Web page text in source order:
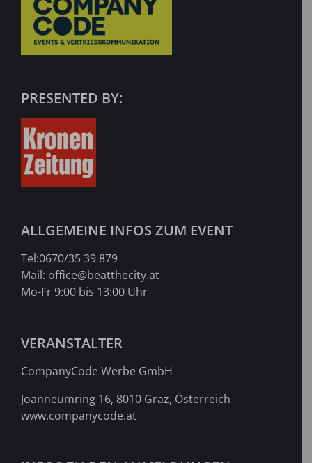
PRESENTED BY:
ALLGEMEINE INFOS ZUM EVENT
Tel:0670/35 39 879
Mail: office@beatthecity.at
Mo-Fr 9:00 bis 13:00 Uhr
VERANSTALTER
CompanyCode Werbe GmbH
Joanneumring 16, 8010 Graz, Österreich
www.companycode.at